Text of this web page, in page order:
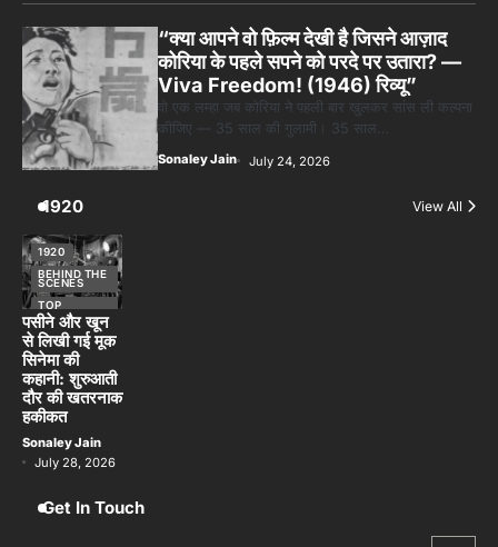
July 24, 2026
1920 View All
1920
BEHIND THE
SCENES
TOP
से लिखी गई मूक
कहानी: शुरुआती
दौर की खतरनाक
हकीकत
Sonaley Jain
July 28, 2026
Get In Touch
f
twitter
pinterest